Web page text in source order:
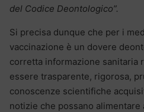
del Codice Deontologico”.
Si precisa dunque che per i
vaccinazione è un dovere
corretta informazione sanitaria
essere trasparente, rigorosa,
conoscenze scientifiche
notizie che possano